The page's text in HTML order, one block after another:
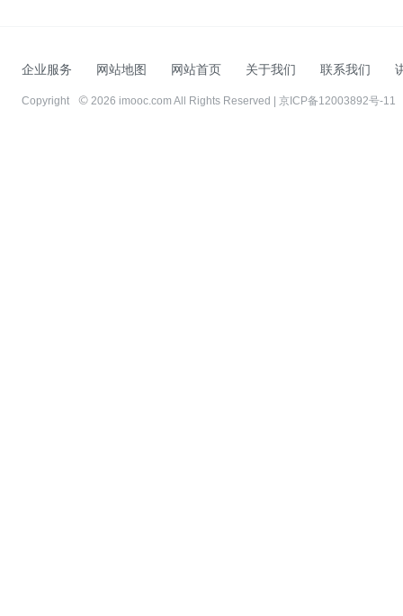
企业服务 网站地图 网站首页 关于我们 联系我们
Copyright 2026 imooc.com All Rights Reserved | 京ICP备12003892号-11